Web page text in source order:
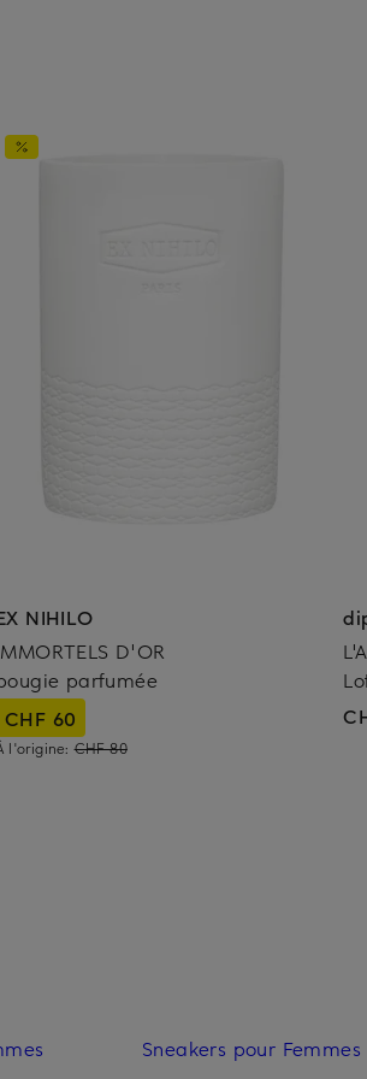
NIHILO
D'OR
parfumée
CHF 60
l'origine:CHF 80
Sneakers pour Femmes